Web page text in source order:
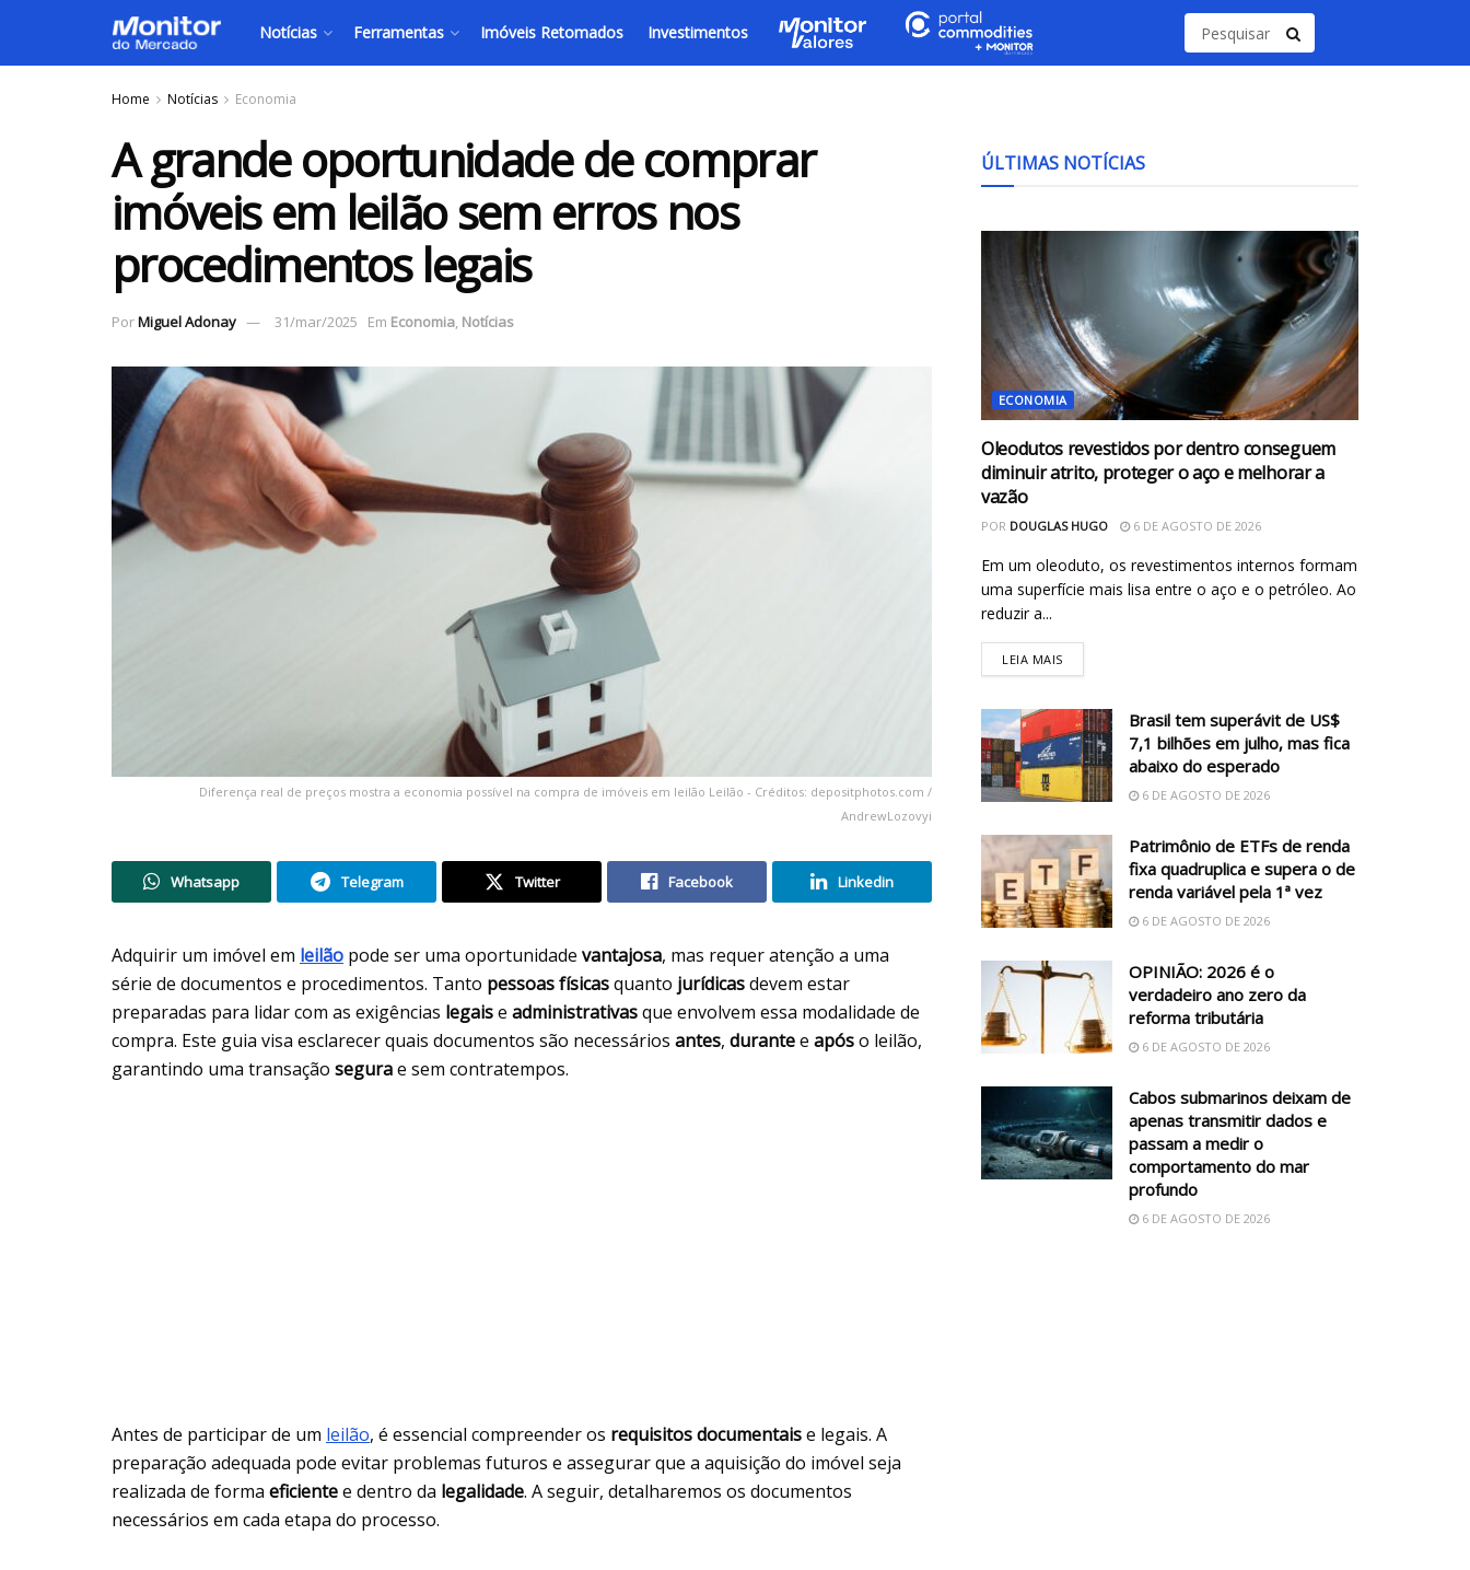
Notícias Ferramentas Imóveis Retomados Investimentos
Home Notícias Economia
A grande oportunidade de comprar
imóveis em leilão sem erros nos
procedimentos legais
PorMiguel Adonay 31/mar/2025 Em Economia, Notícias
Diferença real de preços mostra a economia possível na compra de imóveis em leilão Leilão - Créditos: depositphotos.com /
AndrewLozovyi
Whatsapp Telegram Twitter Facebook Linkedin
Adquirir um imóvel em leilão pode ser uma oportunidade vantajosa, mas requer atenção a uma
série de documentos e procedimentos. Tanto pessoas físicasquanto jurídicasdevem estar
preparadas para lidar com as exigências legaise administrativasque envolvem essa modalidade de
compra. Este guia visa esclarecer quais documentos são necessários antes, durantee apóso leilão,
garantindo uma transação segurae sem contratempos.
Antes de participar de um leilão, é essencial compreender os requisitos documentaise legais. A
preparação adequada pode evitar problemas futuros e assegurar que a aquisição do imóvel seja
realizada de forma eficientee dentro da legalidade. A seguir, detalharemos os documentos
necessários em cada etapa do processo.
ÚLTIMAS NOTÍCIAS
ECONOMIA
Oleodutos revestidos por dentro conseguem
diminuir atrito, proteger o aço e melhorar a
vazão
POR DOUGLAS HUGO 6 DE AGOSTO DE 2026
Em um oleoduto, os revestimentos internos formam
uma superfície mais lisa entre o aço e o petróleo. Ao
reduzir a...
LEIA MAIS
Brasil tem superávit de US$
7,1 bilhões em julho, mas fica
abaixo do esperado
6 DE AGOSTO DE 2026
Patrimônio de ETFs de renda
fixa quadruplica e supera o de
renda variável pela 1ª vez
6 DE AGOSTO DE 2026
OPINIÃO: 2026 é o
verdadeiro ano zero da
reforma tributária
6 DE AGOSTO DE 2026
Cabos submarinos deixam de
apenas transmitir dados e
passam a medir o
comportamento do mar
profundo
6 DE AGOSTO DE 2026